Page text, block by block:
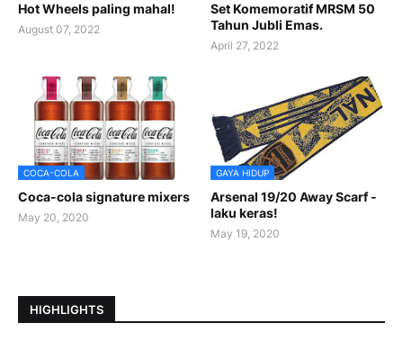
Hot Wheels paling mahal!
August 07, 2022
Set Komemoratif MRSM 50
Tahun Jubli Emas.
April 27, 2022
COCA-COLA
Coca-cola signature mixers
May 20, 2020
GAYA HIDUP
Arsenal 19/20 Away Scarf -
laku keras!
May 19, 2020
HIGHLIGHTS